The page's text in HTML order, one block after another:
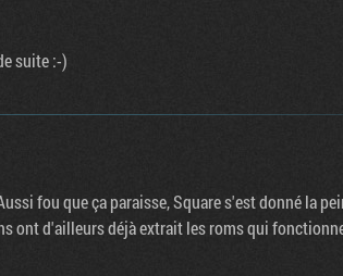
suite :-)
fou que ça paraisse, Square s'est donné la
ont d'ailleurs déjà extrait les roms qui